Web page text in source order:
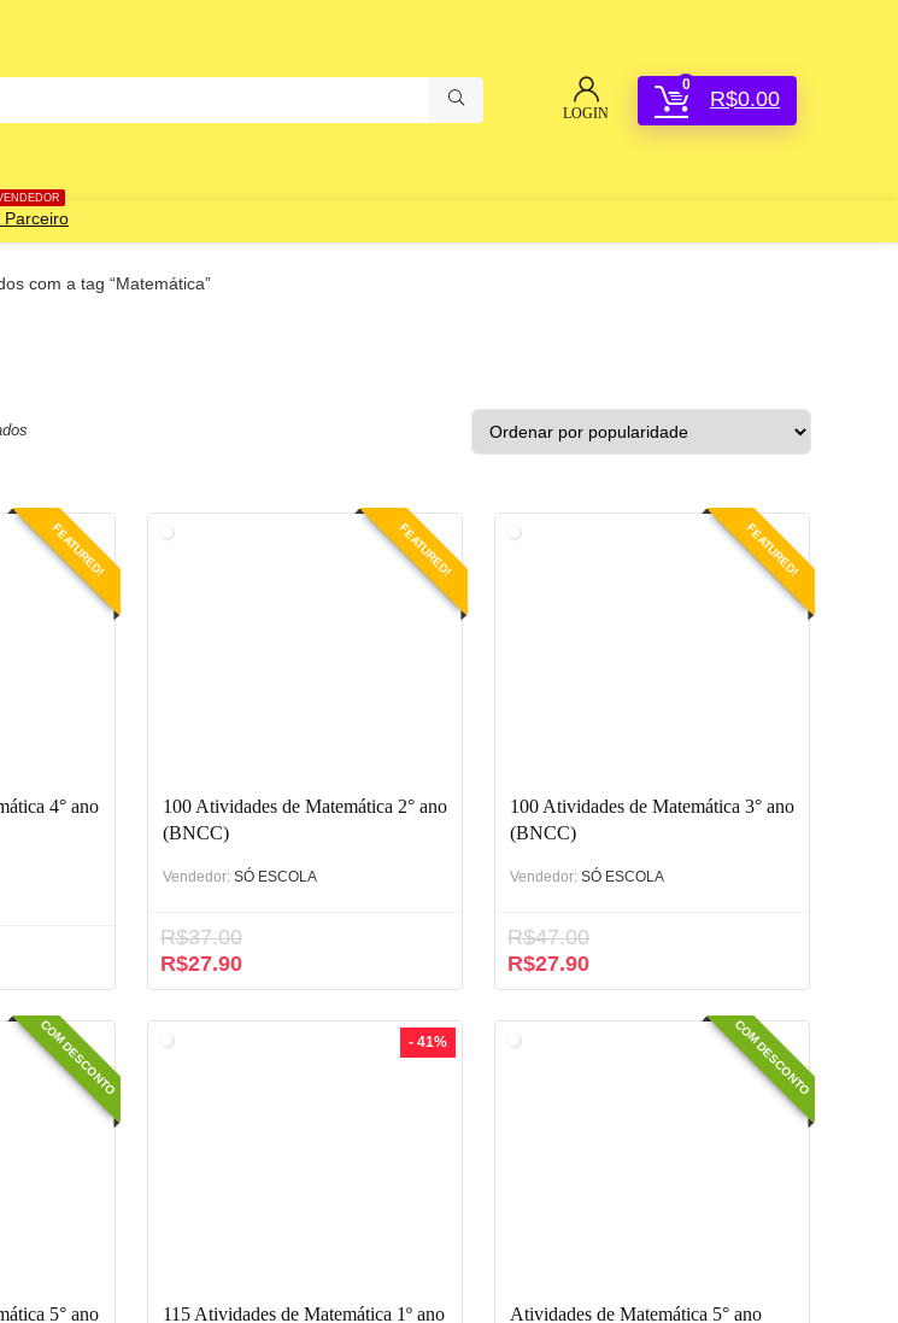
LOGIN
0
R$0.00
Parceiro
com a tag “Matemática”
FEATURED!
4° ano
FEATURED!
100 Atividades de Matemática 2° ano
(BNCC)
Vendedor: SÓ ESCOLA
R$37.00
O
preço
era:
R$27.90O
preço
FEATURED!
100 Atividades de Matemática 3° ano
(BNCC)
Vendedor: SÓ ESCOLA
R$47.00
O
preço
era:
R$27.90O
preço
COM DESCONTO
5° ano
- 41%
115 Atividades de Matemática 1º ano
COM DESCONTO
Atividades de Matemática 5° ano